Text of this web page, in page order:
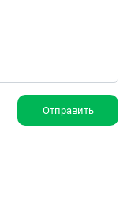
Отправить